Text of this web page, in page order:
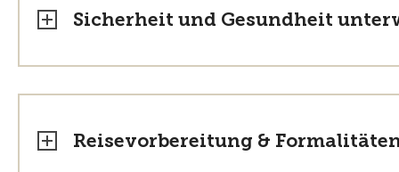
Sicherheit und Gesundheit
Reisevorbereitung &